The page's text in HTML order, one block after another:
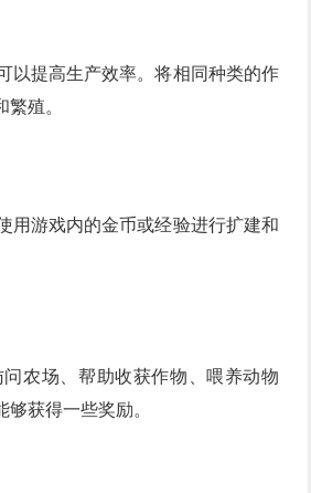
以提高生产效率。将相同种类的作
殖。
用游戏内的金币或经验进行扩建和
农场、帮助收获作物、喂养动物
获得一些奖励。